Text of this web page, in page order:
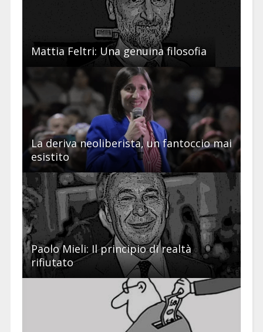
Mattia Feltri: Una genuina filosofia
La deriva neoliberista, un fantoccio mai
esistito
Paolo Mieli: Il principio di realtà
rifiutato